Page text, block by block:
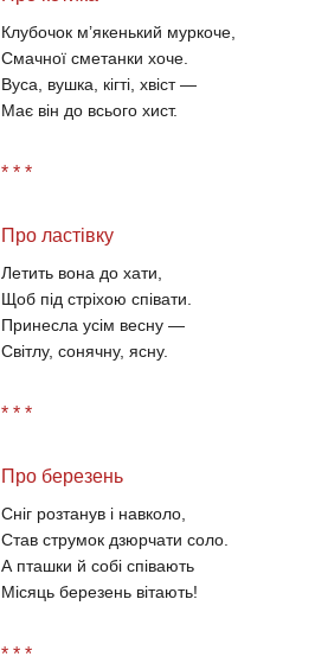
Клубочок м’якенький муркоче,
Смачної сметанки хоче.
Вуса, вушка, кігті, хвіст —
Має він до всього хист.
* * *
Про ластівку
Летить вона до хати,
Щоб під стріхою співати.
Принесла усім весну —
Світлу, сонячну, ясну.
* * *
Про березень
Сніг розтанув і навколо,
Став струмок дзюрчати соло.
А пташки й собі співають
Місяць березень вітають!
* * *